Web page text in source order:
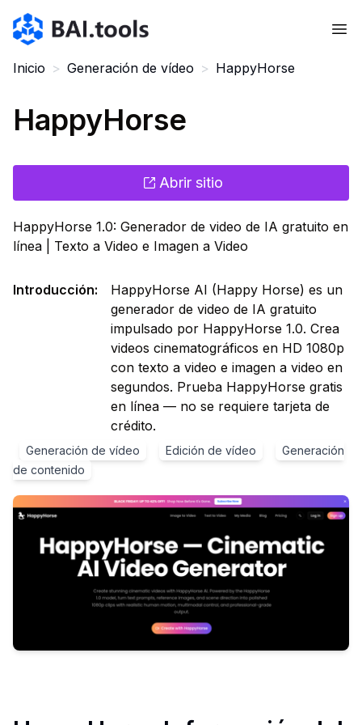
Bai.tools
Inicio > Generación de vídeo > HappyHorse
HappyHorse
Abrir sitio
HappyHorse 1.0: Generador de video de IA gratuito en
línea | Texto a Video e Imagen a Video
Introducción:
HappyHorse AI (Happy Horse) es un
generador de video de IA gratuito
impulsado por HappyHorse 1.0. Crea
videos cinematográficos en HD 1080p
con texto a video e imagen a video en
segundos. Prueba HappyHorse gratis
en línea — no se requiere tarjeta de
crédito.
Generación de vídeo Edición de vídeo
Generación
de contenido